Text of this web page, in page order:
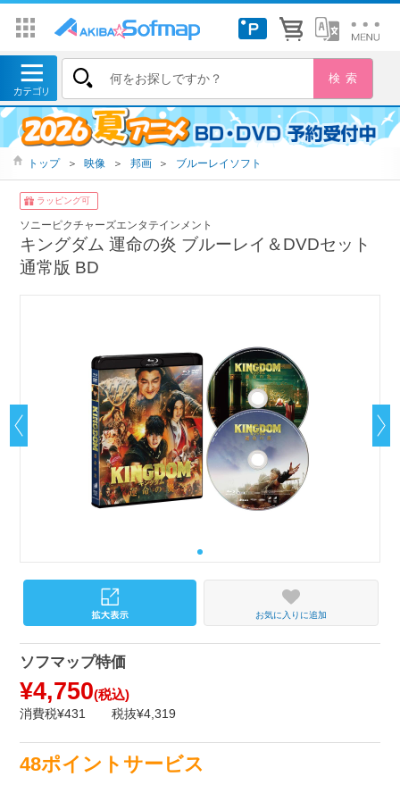
トップ ＞ 映像 ＞ 邦画 ＞ ブルーレイソフト
ラッピング可
ソニーピクチャーズエンタテインメント
キングダム 運命の炎 ブルーレイ＆DVDセット
通常版 BD
お気に入りに追加
ソフマップ特価
¥4,750(税込)
消費税¥431 税抜¥4,319
48ポイントサービス